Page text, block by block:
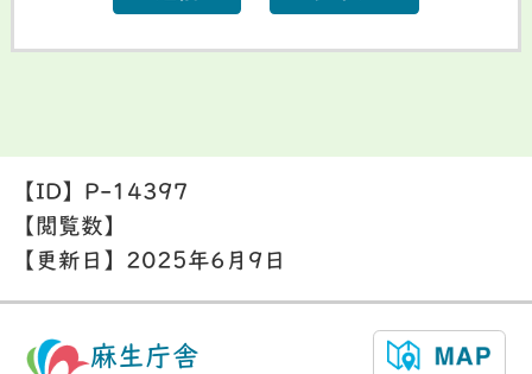
【ID】 P-14397
【閲覧数】
【更新日】 2025年6月9日
麻生庁舎